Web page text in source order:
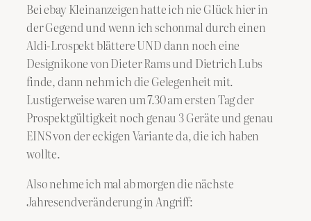
Bei ebay Kleinanzeigen hatte ich nie Glück hier in
der Gegend und wenn ich schonmal durch einen
Aldi-Lrospekt blättere UND dann noch eine
Designikone von Dieter Rams und Dietrich Lubs
finde, dann nehm ich die Gelegenheit mit.
Lustigerweise waren um 7.30 am ersten Tag der
Prospektgültigkeit noch genau 3 Geräte und genau
EINS von der eckigen Variante da, die ich haben
wollte.
Also nehme ich mal ab morgen die nächste
Jahresendveränderung in Angriff: